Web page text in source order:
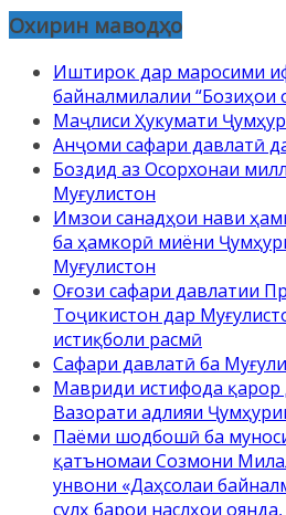
Охирин маводҳо
Иштирок дар маросими
байналмилалии “Бозиҳои
Маҷлиси Ҳукумати
Анҷоми сафари давлатӣ
Боздид аз Осорхонаи
Муғулистон
Имзои санадҳои нави
ба ҳамкорӣ миёни
Муғулистон
Оғози сафари давлатии
Тоҷикистон дар
истиқболи расмӣ
Сафари давлатӣ ба
Мавриди истифода
Вазорати адлияи
Паёми шодбошӣ ба
қатъномаи Созмони
унвони «Даҳсолаи
сулҳ барои наслҳои